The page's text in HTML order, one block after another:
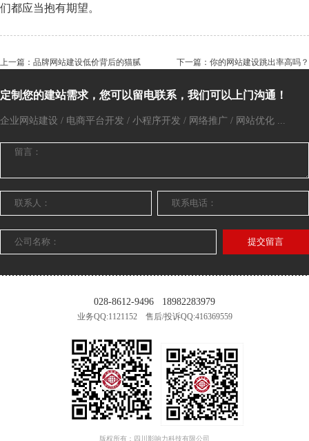
们都应当抱有期望。
上一篇：品牌网站建设低价背后的猫腻 下一篇：你的网站建设跳出率高吗？
定制您的建站需求，您可以留电联系，我们可以上门沟通！
企业网站建设 / 电商平台开发 / 小程序开发 / 网络推广 / 网站优化 ...
提交留言
028-8612-9496 18982283979
业务QQ:1121152 售后/投诉QQ:416369559
版权所有：四川影响力科技有限公司